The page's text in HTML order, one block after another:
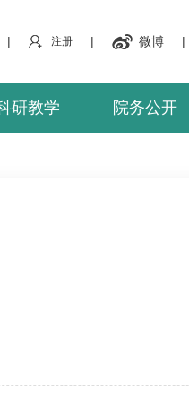
| 注册 | 微博 |
研教学 院务公开